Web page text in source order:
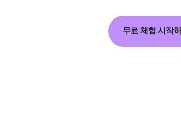
무료 체험 시작